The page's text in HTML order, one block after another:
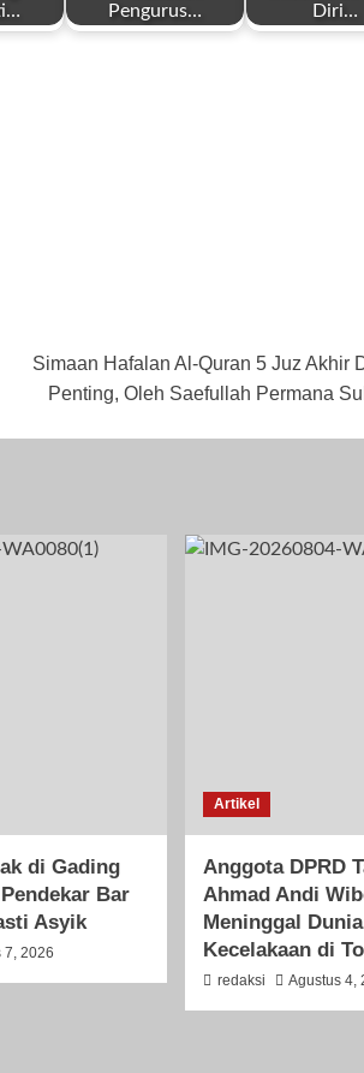
Pengurus…
Diri…
Simaan Hafalan Al-Quran 5 Juz Akhir
Penting, Oleh Saefullah Permana
di Gading
Bar
Asyik
7, 2026
Artikel
Anggota DPRD
Ahmad Andi
Meninggal
Kecelakaan di
redaksi Agustus 4,